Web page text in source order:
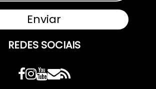
REDES SOCIAIS